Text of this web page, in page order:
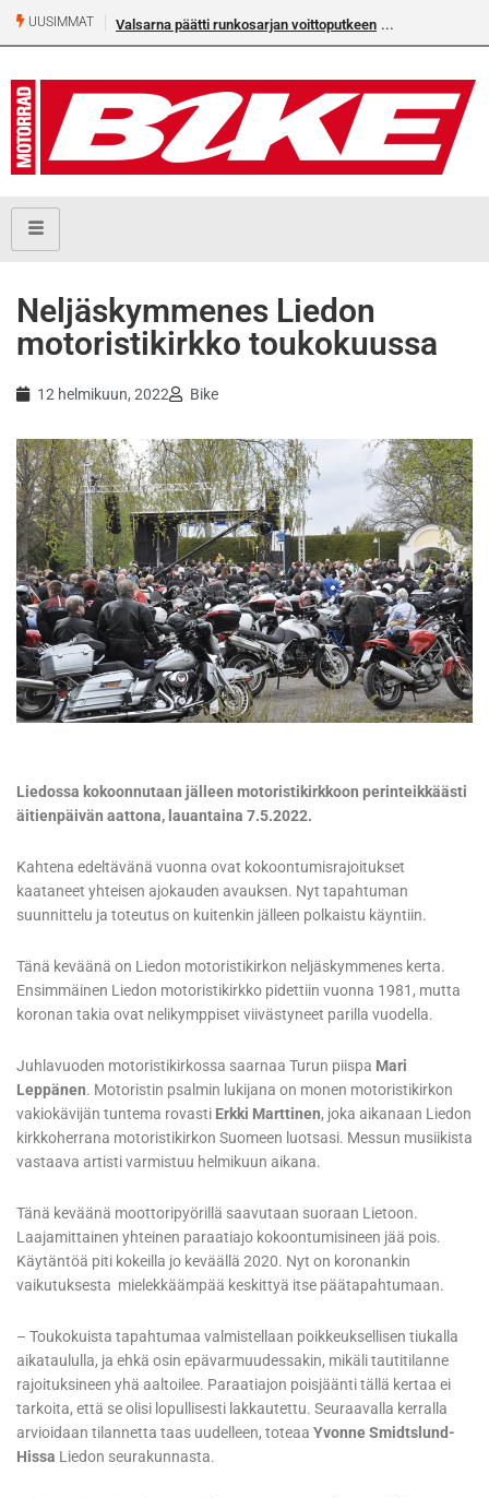
UUSIMMAT Valsarna päätti runkosarjan voittoputkeen
Neljäskymmenes Liedon
motoristikirkko toukokuussa
12 helmikuun, 2022 Bike
Liedossa kokoonnutaan jälleen motoristikirkkoon perinteikkäästi
äitienpäivän aattona, lauantaina 7.5.2022.
Kahtena edeltävänä vuonna ovat kokoontumisrajoitukset
kaataneet yhteisen ajokauden avauksen. Nyt tapahtuman
suunnittelu ja toteutus on kuitenkin jälleen polkaistu käyntiin.
Tänä keväänä on Liedon motoristikirkon neljäskymmenes kerta.
Ensimmäinen Liedon motoristikirkko pidettiin vuonna 1981, mutta
koronan takia ovat nelikymppiset viivästyneet parilla vuodella.
Juhlavuoden motoristikirkossa saarnaa Turun piispa Mari
Leppänen. Motoristin psalmin lukijana on monen motoristikirkon
vakiokävijän tuntema rovasti Erkki Marttinen, joka aikanaan Liedon
kirkkoherrana motoristikirkon Suomeen luotsasi. Messun musiikista
vastaava artisti varmistuu helmikuun aikana.
Tänä keväänä moottoripyörillä saavutaan suoraan Lietoon.
Laajamittainen yhteinen paraatiajo kokoontumisineen jää pois.
Käytäntöä piti kokeilla jo keväällä 2020. Nyt on koronankin
vaikutuksesta mielekkäämpää keskittyä itse päätapahtumaan.
– Toukokuista tapahtumaa valmistellaan poikkeuksellisen tiukalla
aikataululla, ja ehkä osin epävarmuudessakin, mikäli tautitilanne
rajoituksineen yhä aaltoilee. Paraatiajon poisjäänti tällä kertaa ei
tarkoita, että se olisi lopullisesti lakkautettu. Seuraavalla kerralla
arvioidaan tilannetta taas uudelleen, toteaa Yvonne Smidtslund-
Hissa Liedon seurakunnasta.